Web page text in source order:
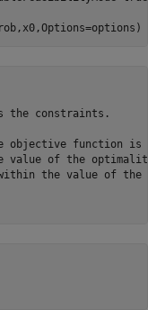
the constraints.
objective function
of the
the value of the